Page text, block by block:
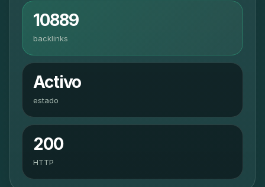
10889
backlinks
Activo
estado
200
HTTP